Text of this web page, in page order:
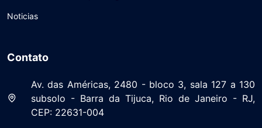
Noticias
Contato
Av. das Américas, 2480 - bloco 3, sala 127 a 130
subsolo - Barra da Tijuca, Rio de Janeiro - RJ,
CEP: 22631-004